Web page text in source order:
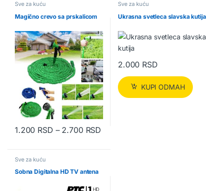
Sve za kuću
Magično crevo sa prskalicom
1.200 RSD – 2.700 RSD
Sve za kuću
Ukrasna svetleca slavska kutija
2.000 RSD
KUPI ODMAH
Sve za kuću
Sobna Digitalna HD TV antena